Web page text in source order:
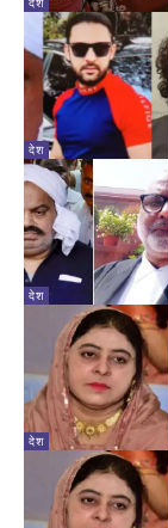
देश
देश
देश
देश